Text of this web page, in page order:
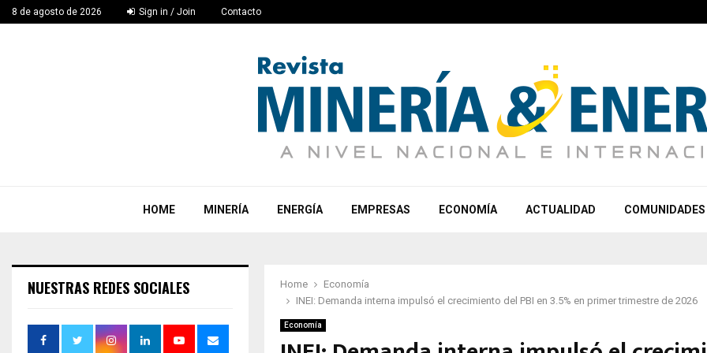
8 de agosto de 2026 Sign in / Join Contacto
HOME MINERÍA ENERGÍA EMPRESAS ECONOMÍA ACTUALIDAD COMUNIDADES
Home
Economía
INEI: Demanda interna impulsó el crecimiento del PBI en 3.5% en primer trimestre de 2026
Economía
NUESTRAS REDES SOCIALES